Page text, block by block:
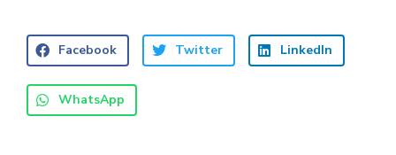
Facebook Twitter LinkedIn
WhatsApp